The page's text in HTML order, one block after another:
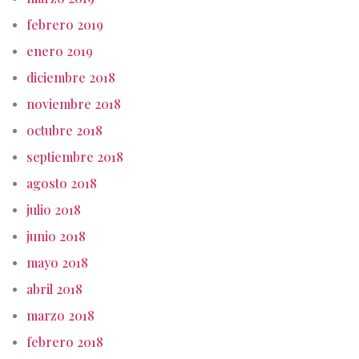
febrero 2019
enero 2019
diciembre 2018
noviembre 2018
octubre 2018
septiembre 2018
agosto 2018
julio 2018
junio 2018
mayo 2018
abril 2018
marzo 2018
febrero 2018